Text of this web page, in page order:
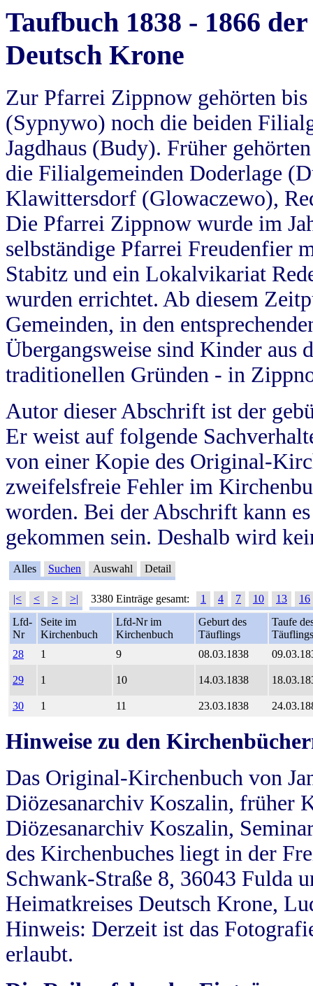
Taufbuch 1838 - 1866
Deutsch Krone
Zur Pfarrei Zippnow gehörten
(Sypnywo) noch die beiden
Jagdhaus (Budy). Früher
die Filialgemeinden Doderlage
Klawittersdorf (Glowaczewo),
Die Pfarrei Zippnow wurde im
selbständige Pfarrei Freudenfier
Stabitz und ein Lokalvikariat
wurden errichtet. Ab diesem
Gemeinden, in den
Übergangsweise sind Kinder aus
traditionellen Gründen - in
Autor dieser Abschrift ist der
Er weist auf folgende
von einer Kopie des Original-
zweifelsfreie Fehler im
worden. Bei der Abschrift kann
gekommen sein. Deshalb wird
Alles Suchen Auswahl Detail
|< < > >| 3380 Einträge gesamt: 1 4 7 10 13
16
Lfd-
Nr
Seite im
Kirchenbuch
Lfd-Nr im
Kirchenbuch
Geburt des
Täuflings
Taufe
Täuflings
28
1 9 08.03.1838
29 1 10 14.03.1838
30 1 11 23.03.1838
Hinweise zu den
Das Original-Kirchenbuch von
Diözesanarchiv Koszalin, früher
Diözesanarchiv Koszalin,
des Kirchenbuches liegt in der
Schwank-Straße 8, 36043 Fulda
Heimatkreises Deutsch Krone,
Hinweis: Derzeit ist das
erlaubt.